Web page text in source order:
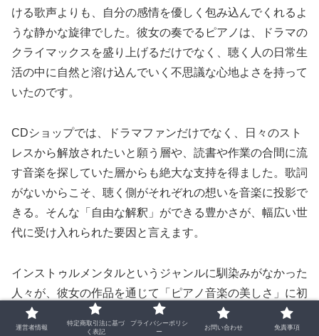
ける歌声よりも、自分の感情を優しく包み込んでくれるよ
うな静かな旋律でした。彼女の奏でるピアノは、ドラマの
クライマックスを盛り上げるだけでなく、聴く人の日常生
活の中に自然と溶け込んでいく不思議な心地よさを持って
いたのです。
CDショップでは、ドラマファンだけでなく、日々のスト
レスから解放されたいと願う層や、読書や作業の合間に流
す音楽を探していた層からも絶大な支持を得ました。歌詞
がないからこそ、聴く側がそれぞれの想いを音楽に投影で
きる。そんな「自由な解釈」ができる豊かさが、幅広い世
代に受け入れられた要因と言えます。
インストゥルメンタルというジャンルに馴染みがなかった
人々が、彼女の作品を通じて「ピアノ音楽の美しさ」に初
めて触れるきっかけとなりました。チャートの上位を歌楽
曲が独占する中で放たれたこのヒットは、日本の音楽市場
運営者情報
特定商取引法に基づ
く表記
プライバシーポリシ
ー
お問い合わせ 免責事項